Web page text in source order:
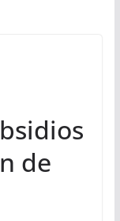
de